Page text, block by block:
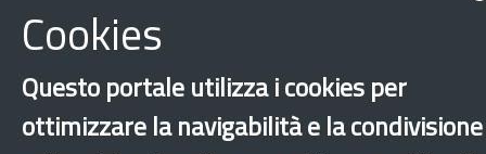
Cookies
Questo portale utilizza i cookies per
ottimizzare la navigabilità e la condivisione